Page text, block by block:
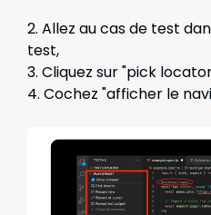
2. Allez au cas de test
test,
3. Cliquez sur "pick
4. Cochez "afficher le